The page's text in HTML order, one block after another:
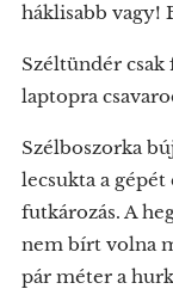
háklisabb vagy!
Széltündér csak
laptopra
Szélboszorka
lecsukta a
futkározás. A
nem bírt volna
pár méter a